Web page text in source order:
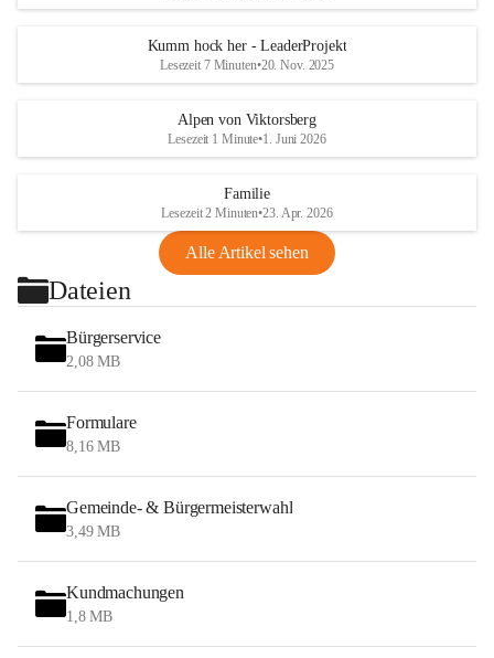
Kumm hock her - LeaderProjekt
Lesezeit 7 Minuten•20. Nov. 2025
Alpen von Viktorsberg
Lesezeit 1 Minute•1. Juni 2026
Familie
Lesezeit 2 Minuten•23. Apr. 2026
Alle Artikel sehen
Dateien
Bürgerservice
2,08 MB
Formulare
8,16 MB
Gemeinde- & Bürgermeisterwahl
3,49 MB
Kundmachungen
1,8 MB